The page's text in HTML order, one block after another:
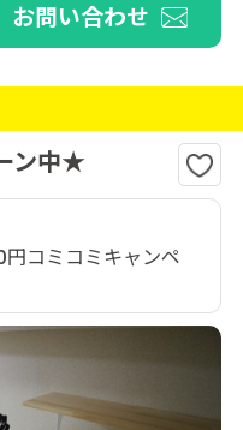
お問い合わせ
ン中★
コミコミキャンペ